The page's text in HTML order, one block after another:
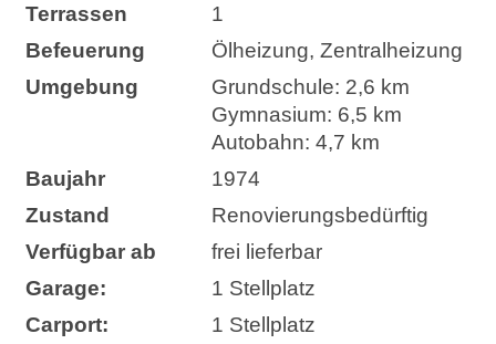
Terrassen
1
Befeuerung
Ölheizung, Zentralheizung
Umgebung
Grundschule: 2,6 km
Gymnasium: 6,5 km
Autobahn: 4,7 km
Baujahr
1974
Zustand
Renovierungsbedürftig
Verfügbar ab
frei lieferbar
Garage:
1 Stellplatz
Carport:
1 Stellplatz